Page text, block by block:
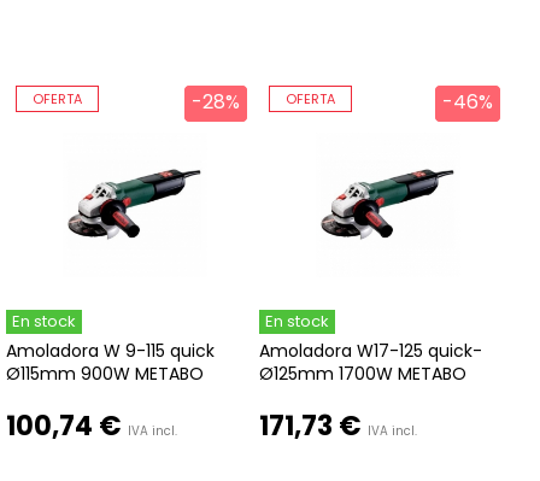
OFERTA -28%
En stock
Amoladora W 9-115 quick
Ø115mm 900W METABO
100,74 € IVA incl.
-28% OFERTA -46%
En stock
Amoladora W17-125 quick-
Ø125mm 1700W METABO
171,73 € IVA incl.
-46%